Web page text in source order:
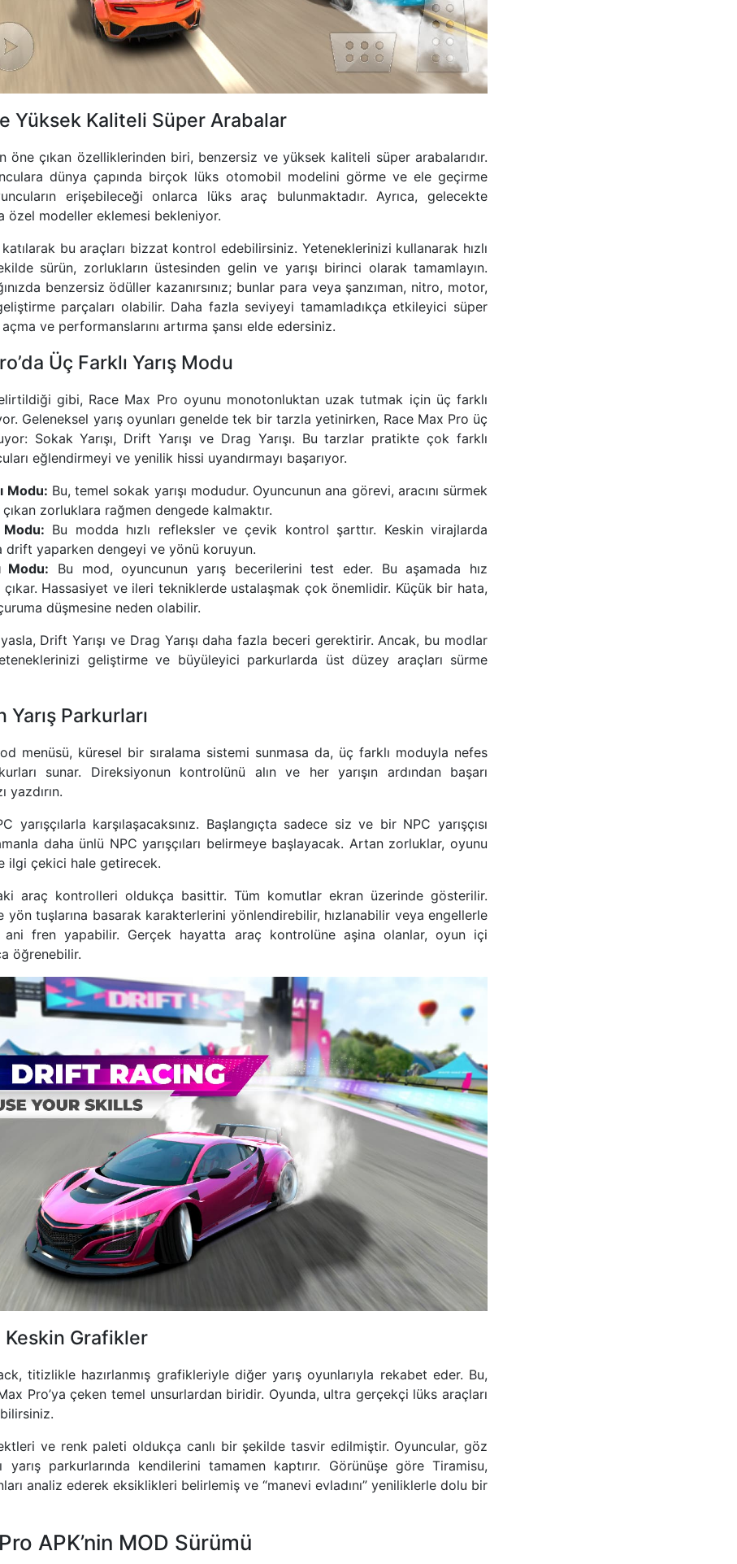
Yüksek Kaliteli Süper Arabalar
öne çıkan özelliklerinden biri, benzersiz ve yüksek kaliteli süper arabalarıdır.
dünya çapında birçok lüks otomobil modelini görme ve ele geçirme
erişebileceği onlarca lüks araç bulunmaktadır. Ayrıca, gelecekte
özel modeller eklemesi bekleniyor.
katılarak bu araçları bizzat kontrol edebilirsiniz. Yeteneklerinizi kullanarak hızlı
sürün, zorlukların üstesinden gelin ve yarışı birinci olarak tamamlayın.
benzersiz ödüller kazanırsınız; bunlar para veya şanzıman, nitro, motor,
parçaları olabilir. Daha fazla seviyeyi tamamladıkça etkileyici süper
ve performanslarını artırma şansı elde edersiniz.
Üç Farklı Yarış Modu
gibi, Race Max Pro oyunu monotonluktan uzak tutmak için üç farklı
Geleneksel yarış oyunları genelde tek bir tarzla yetinirken, Race Max Pro üç
Sokak Yarışı, Drift Yarışı ve Drag Yarışı. Bu tarzlar pratikte çok farklı
eğlendirmeyi ve yenilik hissi uyandırmayı başarıyor.
Modu: Bu, temel sokak yarışı modudur. Oyuncunun ana görevi, aracını sürmek
çıkan zorluklara rağmen dengede kalmaktır.
Modu: Bu modda hızlı refleksler ve çevik kontrol şarttır. Keskin virajlarda
drift yaparken dengeyi ve yönü koruyun.
Modu: Bu mod, oyuncunun yarış becerilerini test eder. Bu aşamada hız
çıkar. Hassasiyet ve ileri tekniklerde ustalaşmak çok önemlidir. Küçük bir hata,
düşmesine neden olabilir.
Drift Yarışı ve Drag Yarışı daha fazla beceri gerektirir. Ancak, bu modlar
geliştirme ve büyüleyici parkurlarda üst düzey araçları sürme
Yarış Parkurları
menüsü, küresel bir sıralama sistemi sunmasa da, üç farklı moduyla nefes
sunar. Direksiyonun kontrolünü alın ve her yarışın ardından başarı
yazdırın.
yarışçılarla karşılaşacaksınız. Başlangıçta sadece siz ve bir NPC yarışçısı
daha ünlü NPC yarışçıları belirmeye başlayacak. Artan zorluklar, oyunu
ilgi çekici hale getirecek.
araç kontrolleri oldukça basittir. Tüm komutlar ekran üzerinde gösterilir.
yön tuşlarına basarak karakterlerini yönlendirebilir, hızlanabilir veya engellerle
ani fren yapabilir. Gerçek hayatta araç kontrolüne aşina olanlar, oyun içi
öğrenebilir.
Grafikler
titizlikle hazırlanmış grafikleriyle diğer yarış oyunlarıyla rekabet eder. Bu,
Pro’ya çeken temel unsurlardan biridir. Oyunda, ultra gerçekçi lüks araçları
ve renk paleti oldukça canlı bir şekilde tasvir edilmiştir. Oyuncular, göz
yarış parkurlarında kendilerini tamamen kaptırır. Görünüşe göre Tiramisu,
analiz ederek eksiklikleri belirlemiş ve “manevi evladını” yeniliklerle dolu bir
APK’nin MOD Sürümü